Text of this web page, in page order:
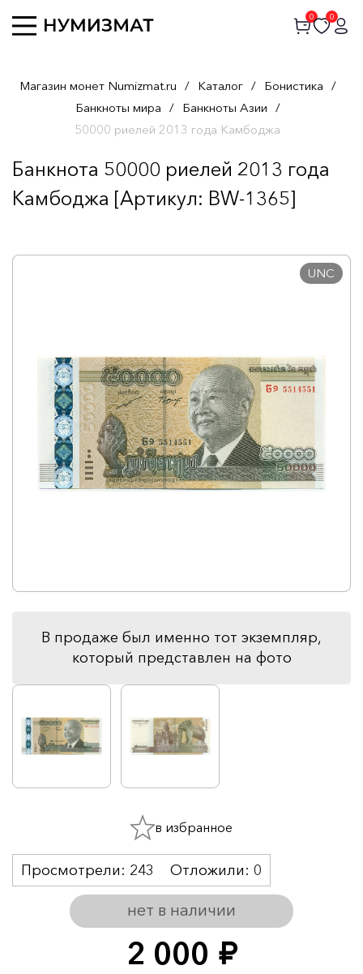
0 0
Магазин монет Numizmat.ru / Каталог / Бонистика /
Банкноты мира / Банкноты Азии /
50000 риелей 2013 года Камбоджа
Банкнота 50000 риелей 2013 года
Камбоджа [Артикул: BW-1365]
UNC
В продаже был именно тот экземпляр,
который представлен на фото
2 000 руб.
нет в наличии
Просмотрели: 243 Отложили: 0
в избранное